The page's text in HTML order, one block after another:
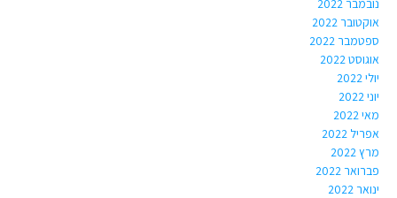
נובמבר 2022
אוקטובר 2022
ספטמבר 2022
אוגוסט 2022
יולי 2022
יוני 2022
מאי 2022
אפריל 2022
מרץ 2022
פברואר 2022
ינואר 2022